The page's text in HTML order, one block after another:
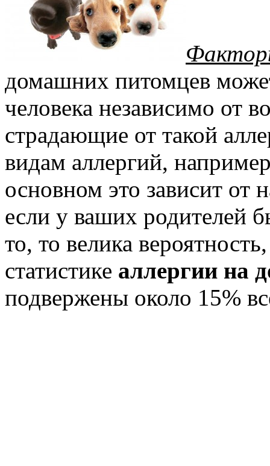
домашних питомцев
человека независимо от
страдающие от такой
видам аллергий,
основном это зависит от
если у ваших родителей
то, то велика
статистике аллергии на
подвержены около 15%